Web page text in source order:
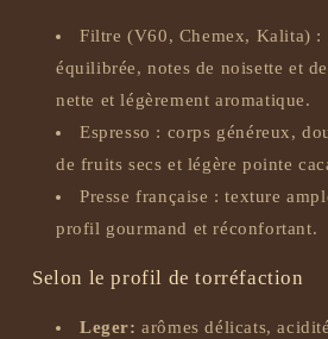
Filtre (V60, Chemex, Kalita) :
équilibrée, notes de noisette et
nette et légèrement aromatique.
Espresso : corps généreux,
de fruits secs et légère pointe
Presse française : texture
profil gourmand et réconfortant.
Selon le profil de torréfaction
Leger:arômes délicats,